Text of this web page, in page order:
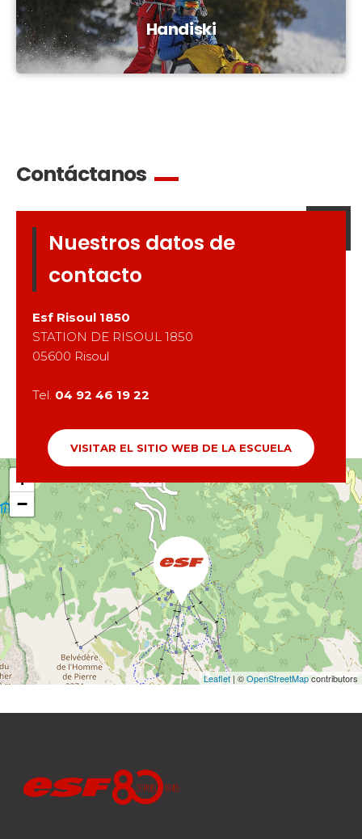
Handiski
+
−
Leaflet| ©OpenStreetMapcontributors
Nuestros datos de
contacto
Esf Risoul 1850
STATION DE RISOUL 1850
05600 Risoul
Tel. 04 92 46 19 22
VISITAR EL SITIO WEB DE LA ESCUELA
Contáctanos